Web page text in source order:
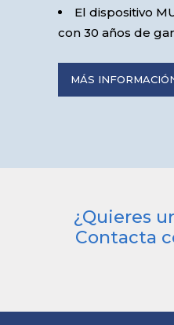
El dispositivo
con 30 años de
MÁS
¿Quieres
Contacta